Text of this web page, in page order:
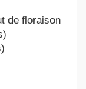
de floraison